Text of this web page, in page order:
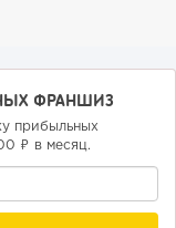
ФРАНШИЗ
прибыльных
₽ в месяц.